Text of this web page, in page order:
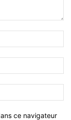
ce navigateur